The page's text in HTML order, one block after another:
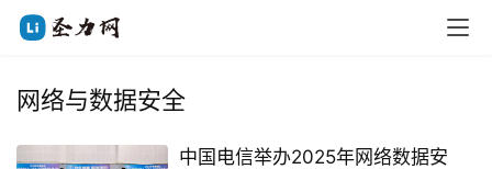
网络与数据安全
中国电信举办2025年网络数据安